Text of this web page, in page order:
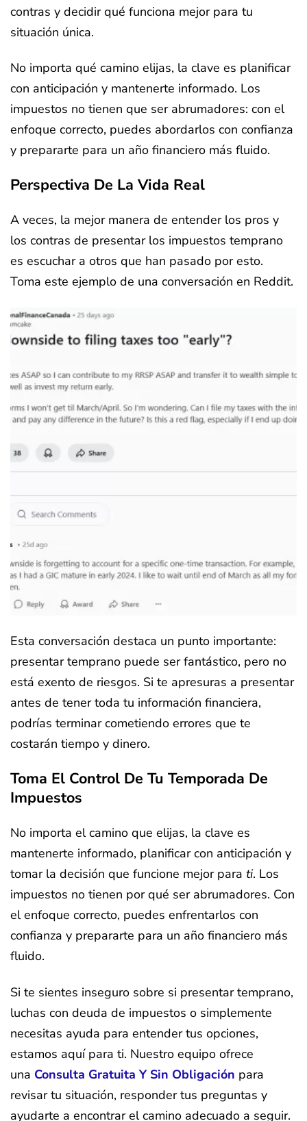
contras y decidir qué funciona mejor para tu
situación única.
No importa qué camino elijas, la clave es planificar
con anticipación y mantenerte informado. Los
impuestos no tienen que ser abrumadores: con el
enfoque correcto, puedes abordarlos con confianza
y prepararte para un año financiero más fluido.
Perspectiva De La Vida Real
A veces, la mejor manera de entender los pros y
los contras de presentar los impuestos temprano
es escuchar a otros que han pasado por esto.
Toma este ejemplo de una conversación en Reddit.
Esta conversación destaca un punto importante:
presentar temprano puede ser fantástico, pero no
está exento de riesgos. Si te apresuras a presentar
antes de tener toda tu información financiera,
podrías terminar cometiendo errores que te
costarán tiempo y dinero.
Toma El Control De Tu Temporada De
Impuestos
No importa el camino que elijas, la clave es
mantenerte informado, planificar con anticipación y
tomar la decisión que funcione mejor para ti. Los
impuestos no tienen por qué ser abrumadores. Con
el enfoque correcto, puedes enfrentarlos con
confianza y prepararte para un año financiero más
fluido.
Si te sientes inseguro sobre si presentar temprano,
luchas con deuda de impuestos o simplemente
necesitas ayuda para entender tus opciones,
estamos aquí para ti. Nuestro equipo ofrece
una Consulta Gratuita Y Sin Obligación para
revisar tu situación, responder tus preguntas y
ayudarte a encontrar el camino adecuado a seguir.